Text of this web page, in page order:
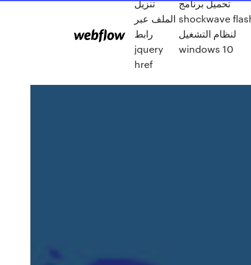
تنزيل
الملف عبر
رابط
jquery
href
تحميل برنامج
shockwave
لنظام التشغيل
windows 10